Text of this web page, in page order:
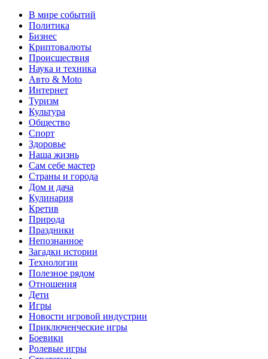
В мире событий
Политика
Бизнес
Криптовалюты
Происшествия
Наука и техника
Авто & Moto
Интернет
Туризм
Культура
Общество
Спорт
Здоровье
Наша жизнь
Сам себе мастер
Страны и города
Дом и дача
Кулинария
Кретив
Природа
Праздники
Непознанное
Загадки истории
Технологии
Полезное рядом
Отношения
Дети
Игры
Новости игровой индустрии
Приключенческие игры
Боевики
Ролевые игры